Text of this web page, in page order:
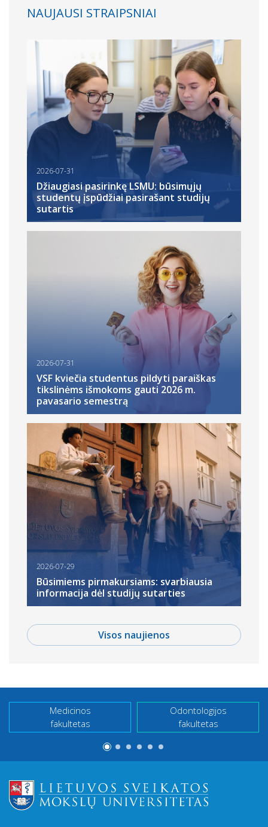
NAUJAUSI STRAIPSNIAI
2026-07-31
Džiaugiasi pasirinkę LSMU: būsimųjų
studentų įspūdžiai pasirašant studijų
sutartis
2026-07-31
VSF kviečia studentus pildyti paraiškas
tikslinėms išmokoms gauti 2026 m.
pavasario semestrą
2026-07-29
Būsimiems pirmakursiams: svarbiausia
informacija dėl studijų sutarties
Visos naujienos
Medicinos
fakultetas
Odontologijos
fakultetas